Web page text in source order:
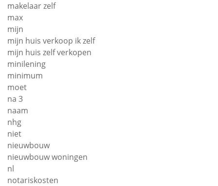
makelaar zelf
max
mijn
mijn huis verkoop ik zelf
mijn huis zelf verkopen
minilening
minimum
moet
na 3
naam
nhg
niet
nieuwbouw
nieuwbouw woningen
nl
notariskosten